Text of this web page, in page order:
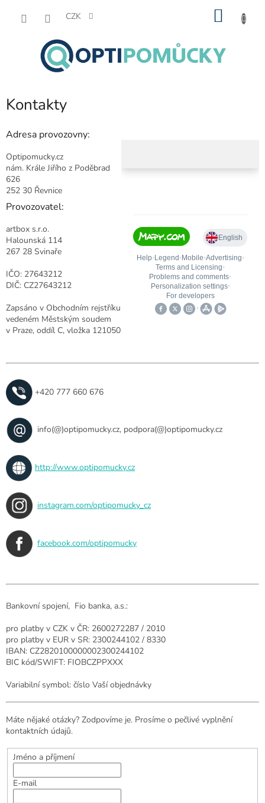
CZK
Kontakty
Adresa provozovny:
Optipomucky.cz
nám. Krále Jiřího z Poděbrad
626
252 30 Řevnice
Provozovatel:
artbox s.r.o.
Halounská 114
267 28 Svinaře
IČO: 27643212
DIČ: CZ27643212
Zapsáno v Obchodním rejstříku
vedeném Městským soudem
v Praze, oddíl C, vložka 121050
+420 777 660 676
info(@)optipomucky.cz, podpora(@)optipomucky.cz
http://www.optipomucky.cz
instagram.com/optipomucky_cz
facebook.com/optipomucky
Bankovní spojení, Fio banka, a.s.:
pro platby v CZK v ČR: 2600272287 / 2010
pro platby v EUR v SR: 2300244102 / 8330
IBAN: CZ2820100000002300244102
BIC kód/SWIFT: FIOBCZPPXXX
Variabilní symbol: číslo Vaší objednávky
Máte nějaké otázky? Zodpovíme je. Prosíme o pečlivé vyplnění
kontaktních údajů.
Jméno a příjmení
E-mail